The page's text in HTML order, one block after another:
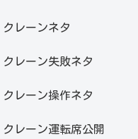
クレーンネタ
クレーン失敗ネタ
クレーン操作ネタ
クレーン運転席公開